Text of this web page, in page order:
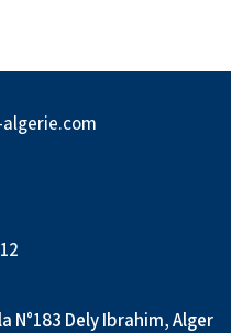
N°183 Dely Ibrahim, Alger